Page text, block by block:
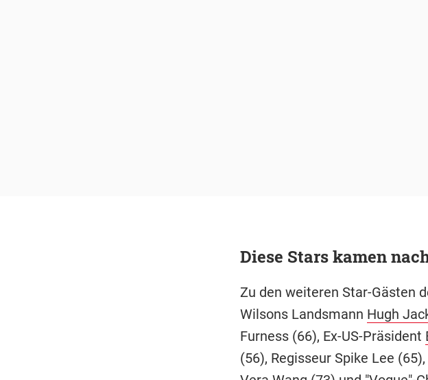
Diese Stars kamen
Zu den weiteren Star-Gästen
Wilsons Landsmann Hugh
Furness (66), Ex-US-Präsident
(56), Regisseur Spike Lee